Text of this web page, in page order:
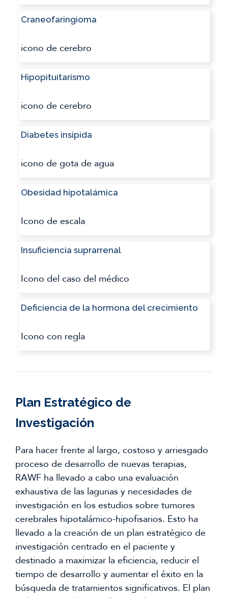
Craneofaringioma
Hipopituitarismo
Diabetes insípida
Obesidad hipotalámica
Insuficiencia suprarrenal
Deficiencia de la hormona del crecimiento
Plan Estratégico de
Investigación
Para hacer frente al largo, costoso y arriesgado
proceso de desarrollo de nuevas terapias,
RAWF ha llevado a cabo una evaluación
exhaustiva de las lagunas y necesidades de
investigación en los estudios sobre tumores
cerebrales hipotalámico-hipofisarios. Esto ha
llevado a la creación de un plan estratégico de
investigación centrado en el paciente y
destinado a maximizar la eficiencia, reducir el
tiempo de desarrollo y aumentar el éxito en la
búsqueda de tratamientos significativos. El plan